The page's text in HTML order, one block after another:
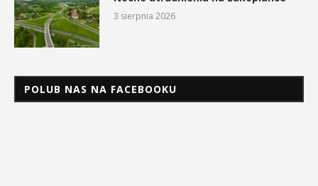
3 sierpnia 2026
POLUB NAS NA FACEBOOKU